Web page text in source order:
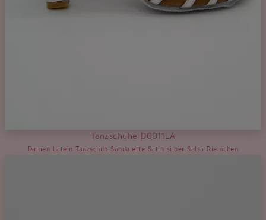
Tanzschuhe D0011LA
Damen Latein Tanzschuh Sandalette Satin silber Salsa Riemchen